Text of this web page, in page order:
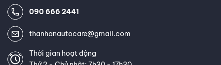
090 666 2441
thanhanautocare@gmail.com
Thời gian hoạt động